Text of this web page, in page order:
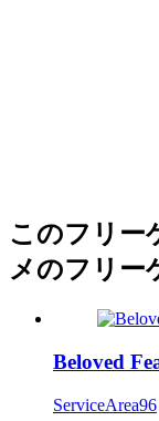
このフリー
メのフリー
Beloved
ServiceArea96